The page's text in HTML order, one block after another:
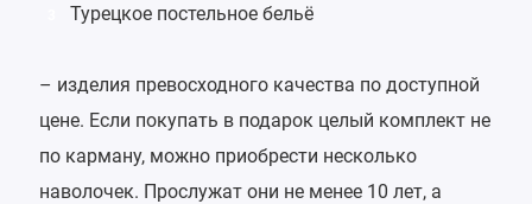
Турецкое постельное бельё
– изделия превосходного качества по доступной
цене. Если покупать в подарок целый комплект не
по карману, можно приобрести несколько
наволочек. Прослужат они не менее 10 лет, а